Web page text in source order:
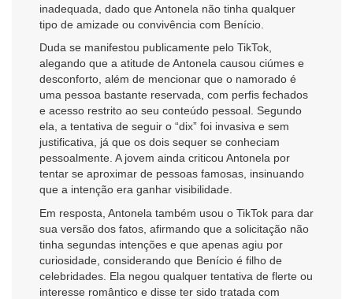
inadequada, dado que Antonela não tinha qualquer
tipo de amizade ou convivência com Benício.
Duda se manifestou publicamente pelo TikTok,
alegando que a atitude de Antonela causou ciúmes e
desconforto, além de mencionar que o namorado é
uma pessoa bastante reservada, com perfis fechados
e acesso restrito ao seu conteúdo pessoal. Segundo
ela, a tentativa de seguir o “dix” foi invasiva e sem
justificativa, já que os dois sequer se conheciam
pessoalmente. A jovem ainda criticou Antonela por
tentar se aproximar de pessoas famosas, insinuando
que a intenção era ganhar visibilidade.
Em resposta, Antonela também usou o TikTok para dar
sua versão dos fatos, afirmando que a solicitação não
tinha segundas intenções e que apenas agiu por
curiosidade, considerando que Benício é filho de
celebridades. Ela negou qualquer tentativa de flerte ou
interesse romântico e disse ter sido tratada com